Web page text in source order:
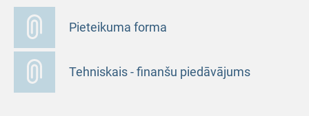
Pieteikuma forma
Tehniskais - finanšu piedāvājums